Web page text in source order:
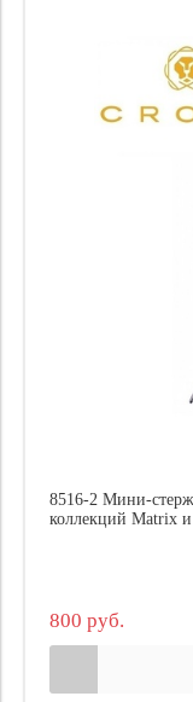
8516-2 Мини-
коллекций Matrix
800 руб.